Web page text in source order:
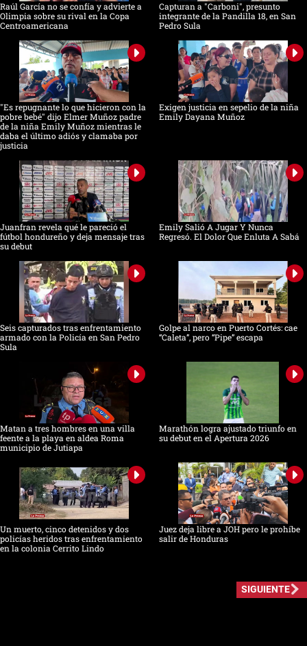
Raúl García no se confía y advierte a
Olimpia sobre su rival en la Copa
Centroamericana
Capturan a "Carboni", presunto
integrante de la Pandilla 18, en San
Pedro Sula
"Es repugnante lo que hicieron con la
pobre bebé" dijo Elmer Muñoz padre
de la niña Emily Muñoz mientras le
daba el último adiós y clamaba por
justicia
Exigen justicia en sepelio de la niña
Emily Dayana Muñoz
Juanfran revela qué le pareció el
fútbol hondureño y deja mensaje tras
su debut
Emily Salió A Jugar Y Nunca
Regresó. El Dolor Que Enluta A Sabá
Seis capturados tras enfrentamiento
armado con la Policía en San Pedro
Sula
Golpe al narco en Puerto Cortés: cae
“Caleta”, pero “Pipe” escapa
Matan a tres hombres en una villa
feente a la playa en aldea Roma
municipio de Jutiapa
Marathón logra ajustado triunfo en
su debut en el Apertura 2026
Un muerto, cinco detenidos y dos
policías heridos tras enfrentamiento
en la colonia Cerrito Lindo
Juez deja libre a JOH pero le prohíbe
salir de Honduras
SIGUIENTE